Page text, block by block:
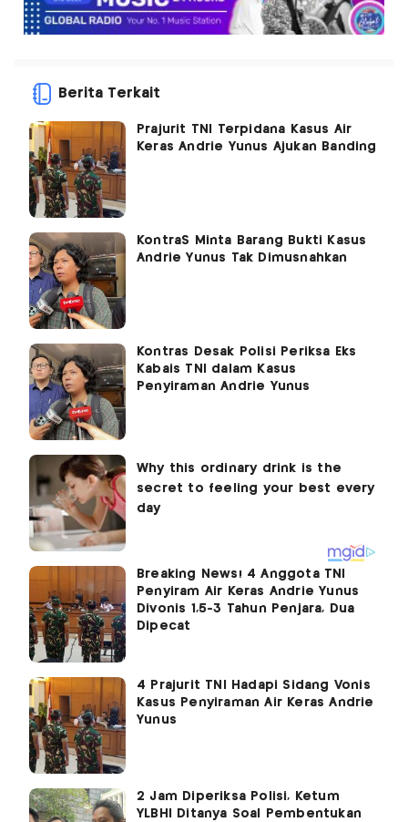
Berita Terkait
Prajurit TNI Terpidana Kasus Air
Keras Andrie Yunus Ajukan Banding
KontraS Minta Barang Bukti Kasus
Andrie Yunus Tak Dimusnahkan
Kontras Desak Polisi Periksa Eks
Kabais TNI dalam Kasus
Penyiraman Andrie Yunus
Breaking News! 4 Anggota TNI
Penyiram Air Keras Andrie Yunus
Divonis 1,5-3 Tahun Penjara, Dua
Dipecat
4 Prajurit TNI Hadapi Sidang Vonis
Kasus Penyiraman Air Keras Andrie
Yunus
2 Jam Diperiksa Polisi, Ketum
YLBHI Ditanya Soal Pembentukan